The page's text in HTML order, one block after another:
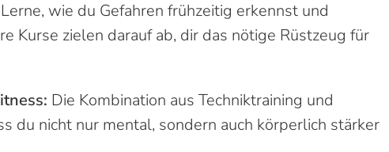
Lerne, wie du Gefahren frühzeitig erkennst und
Kurse zielen darauf ab, dir das nötige Rüstzeug für
Die Kombination aus Techniktraining und
du nicht nur mental, sondern auch körperlich stärker